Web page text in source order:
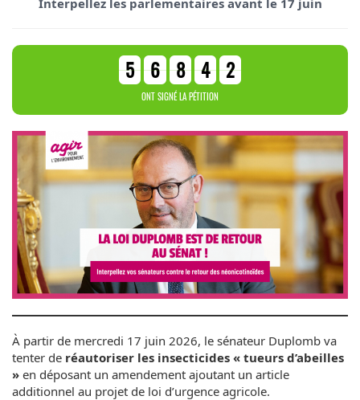
Interpellez les parlementaires avant le 17 juin
5 6 8 4 2
ONT SIGNÉ LA PÉTITION
À partir de mercredi 17 juin 2026, le sénateur Duplomb va
tenter de réautoriser les insecticides « tueurs d’abeilles
» en déposant un amendement ajoutant un article
additionnel au projet de loi d’urgence agricole.